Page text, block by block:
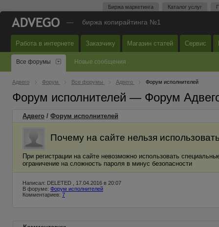
Биржа маркетинга Каталог услуг
— биржа копирайтинга №1
Работа в интернете Заказчику Магазин статей Сервис
Все форумы Новые сообщения
Адвего Форум Все форумы Адвего Форум исполнителей
Форум исполнителей — Форум
Адвего / Форум исполнителей
Почему на сайте нельзя
При регистрации на сайте невозможно использовать
ограничение на сложность пароля в минус безопасности
Написал: DELETED , 17.04.2016 в 20:07
В форуме: Форум исполнителей
Комментариев: 7